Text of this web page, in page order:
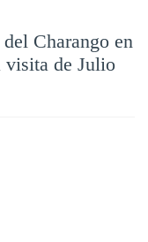
Charango en
visita de Julio